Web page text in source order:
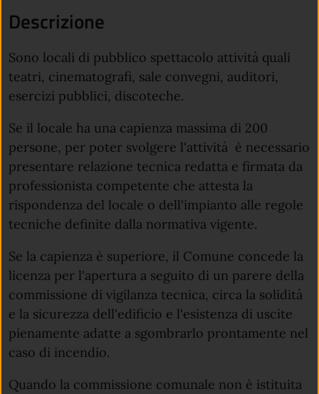
Descrizione
Sono locali di pubblico spettacolo attività quali
teatri, cinematografi, sale convegni, auditori,
esercizi pubblici, discoteche.
Se il locale ha una capienza massima di 200
persone, per poter svolgere l'attività è necessario
presentare relazione tecnica redatta e firmata da
professionista competente che attesta la
rispondenza del locale o dell'impianto alle regole
tecniche definite dalla normativa vigente.
Se la capienza è superiore, il Comune concede la
licenza per l'apertura a seguito di un parere della
commissione di vigilanza tecnica, circa la solidità
e la sicurezza dell'edificio e l'esistenza di uscite
pienamente adatte a sgombrarlo prontamente nel
caso di incendio.
Quando la commissione comunale non è istituita